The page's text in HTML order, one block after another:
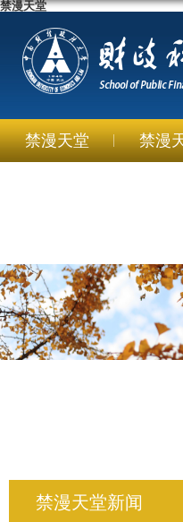
禁漫天堂
禁漫天堂 禁漫
禁漫天堂新闻